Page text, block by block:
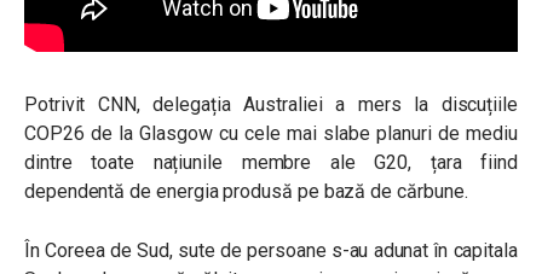
Potrivit CNN, delegația Australiei a mers la discuțiile
COP26 de la Glasgow cu cele mai slabe planuri de mediu
dintre toate națiunile membre ale G20, țara fiind
dependentă de energia produsă pe bază de cărbune.
În Coreea de Sud, sute de persoane s-au adunat în capitala